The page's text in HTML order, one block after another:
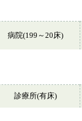
病院(199～20床)
診療所(有床)